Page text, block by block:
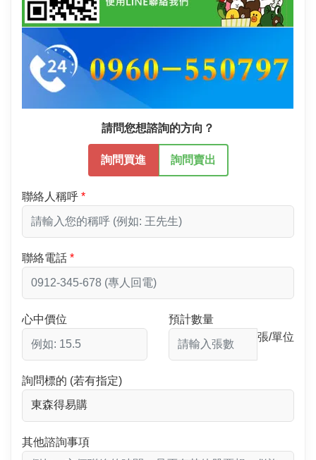
請問您想諮詢的方向？
詢問買進 詢問賣出
聯絡人稱呼
聯絡電話
心中價位
預計數量
張/單位
詢問標的 (若有指定)
其他諮詢事項